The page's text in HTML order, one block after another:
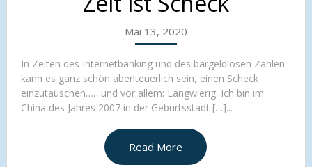
Mai 13, 2020
In Zeiten des Internetbanking und des bargeldlosen Zahlen
kann es ganz schön abenteuerlich sein, einen Scheck
einzutauschen……und vor allem: Langwierig. Ich bin im
China des Jahres 2007 in der Geburtsstadt […]...
Read More